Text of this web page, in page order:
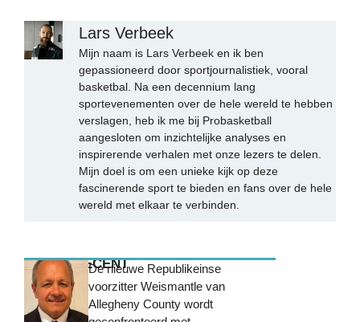
Lars Verbeek
Mijn naam is Lars Verbeek en ik ben
gepassioneerd door sportjournalistiek, vooral
basketbal. Na een decennium lang
sportevenementen over de hele wereld te hebben
verslagen, heb ik me bij Probasketball
aangesloten om inzichtelijke analyses en
inspirerende verhalen met onze lezers te delen.
Mijn doel is om een unieke kijk op deze
fascinerende sport te bieden en fans over de hele
wereld met elkaar te verbinden.
MEEST RECENTDe nieuwe Republikeinse
voorzitter Weismantle van
Allegheny County wordt